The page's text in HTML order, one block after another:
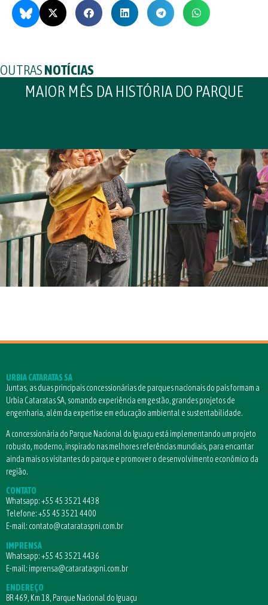
OUTRASNOTÍCIAS
MAIOR MÊS DA HISTÓRIA DO PARQUE
URBIA CATARATAS SA
Juntas, as duas principais concessionárias de parques nacionais do país formam a
Urbia Cataratas SA, somando experiência em gestão, grandes projetos de
engenharia, além da expertise em educação ambiental e sustentabilidade.
A concessionária do Parque Nacional do Iguaçu está implementando um projeto
robusto, moderno, inspirado nas melhores referências mundiais, para encantar
ainda mais os visitantes do parque e promover o desenvolvimento econômico da
região.
CONTATO
Whatsapp:+55 45 3521 4438
Telefone:+55 45 3521 4400
E-mail: contato@catarataspni.com.br
IMPRENSA
Whatsapp:+55 45 3521 4436
E-mail: imprensa@catarataspni.com.br
ENDEREÇO
BR 469, Km 18, Parque Nacional do Iguaçu